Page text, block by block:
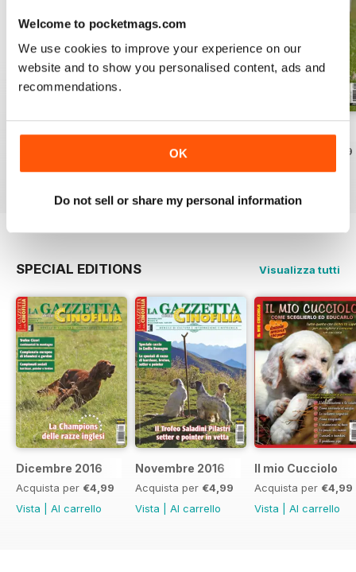
Welcome to pocketmags.com
We use cookies to improve your experience on our
website and to show you personalised content, ads and
recommendations.
OK
Do not sell or share my personal information
Luglio 2026
Vista|Al carrello
Giuigno 2026
Acquista per
Vista|Al carrello
Maggio 2026
€4,99
Vista|Al carrello
SPECIAL EDITIONS Visualizza tutti
Dicembre 2016
Acquista per €4,99
Vista
Al carrello
Novembre 2016
Acquista per €4,99
Vista
Al carrello
Il mio Cucciolo
Acquista per €4,99
Vista
Al carrello